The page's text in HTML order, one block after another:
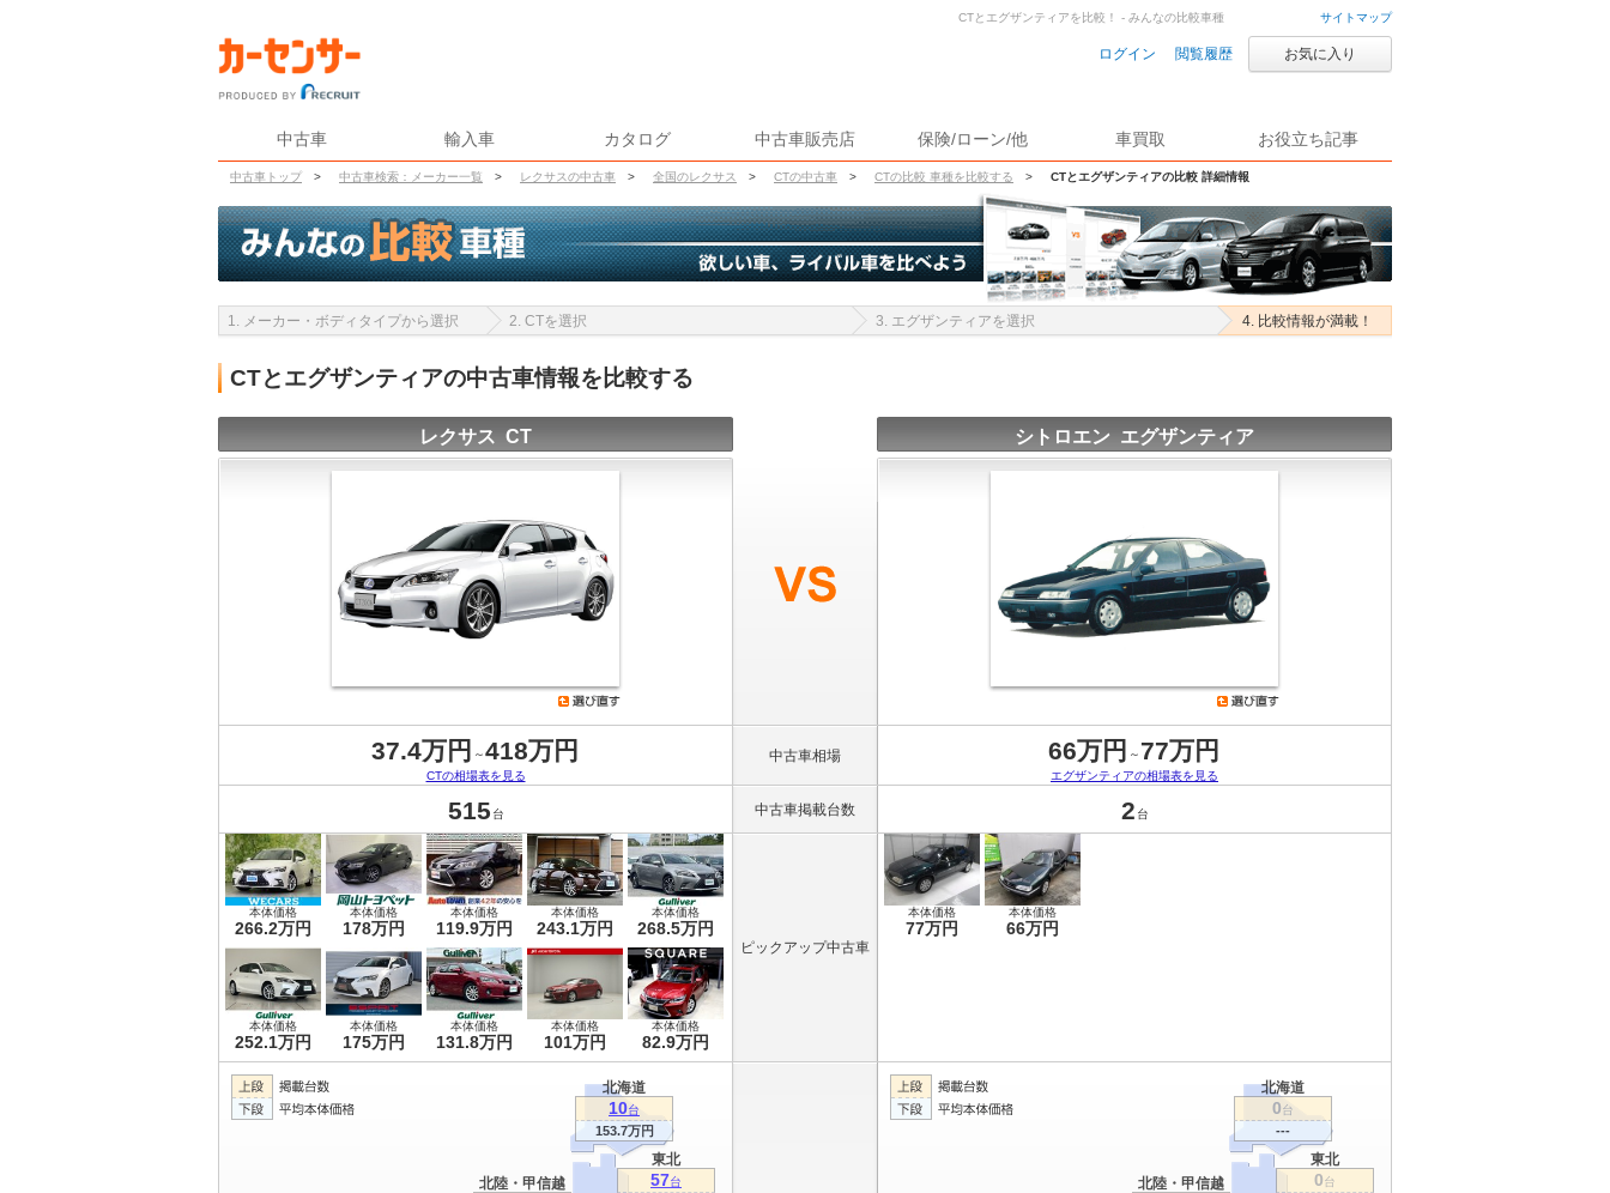
サイトマップ
ログイン 閲覧履歴 お気に入り
中古車 輸入車 カタログ 中古車販売店 保険/ローン/他 車買取 お役立ち記事
中古車トップ > 中古車検索：メーカー一覧 > レクサスの中古車 > 全国のレクサス > CTの中古車 > CTの比較 車種を比較する > CTとエグザンティアの比較 詳細情報
CTとエグザンティアを比較！ - みんなの比較車種
1. メーカー・ボディタイプから選択 2. CTを選択 3. エグザンティアを選択 4. 比較情報が満載！
CTとエグザンティアの中古車情報を比較する
レクサス CT シトロエン エグザンティア
37.4万円 ～418万円
CTの相場表を見る
中古車相場 66万円 ～ 77万円
エグザンティアの相場表を見る
515 台 中古車掲載台数 2 台
本体価格
266.2万円
本体価格
178万円
本体価格
119.9万円
本体価格
243.1万円
本体価格
268.5万円
本体価格
252.1万円
本体価格
175万円
本体価格
131.8万円
本体価格
101万円
本体価格
82.9万円
ピックアップ中古車
本体価格
77万円
本体価格
66万円
北海道
10台
153.7万円
東北
57台
北陸・甲信越
北海道
0台
---
東北
0台
北陸・甲信越